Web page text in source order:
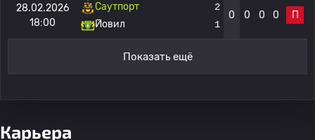
28.02.2026
18:00
Саутпорт
Йовил
2
1
0 0 0 0 П
Показать ещё
Карьера